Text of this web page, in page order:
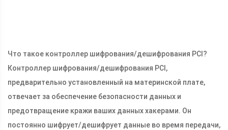
Что такое контроллер шифрования/дешифрования PCI?
Контроллер шифрования/дешифрования PCI,
предварительно установленный на материнской плате,
отвечает за обеспечение безопасности данных и
предотвращение кражи ваших данных хакерами. Он
постоянно шифрует/дешифрует данные во время передачи,